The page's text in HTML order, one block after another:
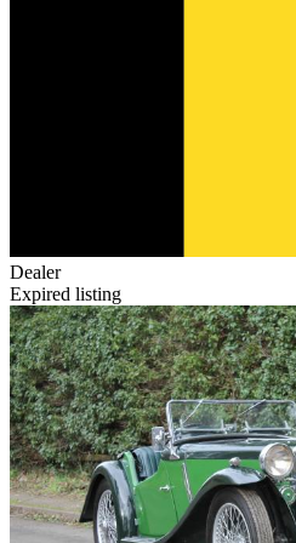
Dealer
Expired listing